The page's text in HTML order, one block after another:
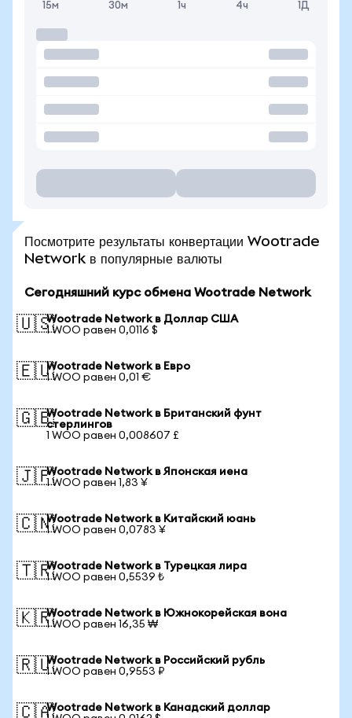
15м 30м 1ч 4ч 1Д
Посмотрите результаты конвертации Wootrade
Network в популярные валюты
Сегодняшний курс обмена Wootrade Network
🇺🇸Wootrade Network в Доллар США
1 WOO равен 0,0116 $
🇪🇺Wootrade Network в Евро
1 WOO равен 0,01 €
🇬🇧Wootrade Network в Британский фунт
стерлингов
1 WOO равен 0,008607 £
🇯🇵Wootrade Network в Японская иена
1 WOO равен 1,83 ¥
🇨🇳Wootrade Network в Китайский юань
1 WOO равен 0,0783 ¥
🇹🇷Wootrade Network в Турецкая лира
1 WOO равен 0,5539 ₺
🇰🇷Wootrade Network в Южнокорейская вона
1 WOO равен 16,35 ₩
🇷🇺Wootrade Network в Российский рубль
1 WOO равен 0,9553 ₽
🇨🇦Wootrade Network в Канадский доллар